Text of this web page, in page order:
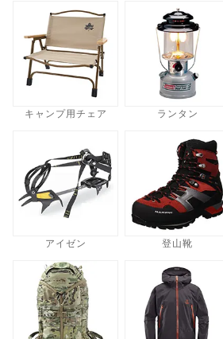
キャンプ用チェア ランタン
アイゼン 登山靴